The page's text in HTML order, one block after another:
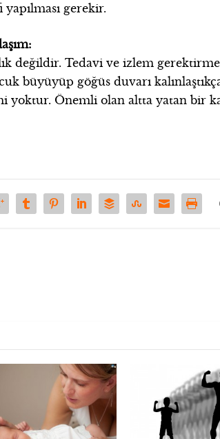
gerekir.
değildir. Tedavi ve izlem
büyüyüp göğüs duvarı
Önemli olan altta yatan bir